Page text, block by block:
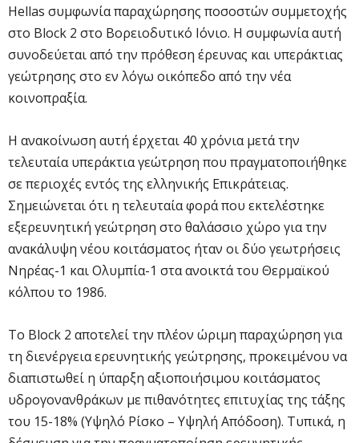
Hellas συμφωνία παραχώρησης ποσοστών συμμετοχής
στο Block 2 στο Βορειοδυτικό Ιόνιο. Η συμφωνία αυτή
συνοδεύεται από την πρόθεση έρευνας και υπεράκτιας
γεώτρησης στο εν λόγω οικόπεδο από την νέα
κοινοπραξία.
Η ανακοίνωση αυτή έρχεται 40 χρόνια μετά την
τελευταία υπεράκτια γεώτρηση που πραγματοποιήθηκε
σε περιοχές εντός της ελληνικής Επικράτειας.
Σημειώνεται ότι η τελευταία φορά που εκτελέστηκε
εξερευνητική γεώτρηση στο θαλάσσιο χώρο για την
ανακάλυψη νέου κοιτάσματος ήταν οι δύο γεωτρήσεις
Νηρέας-1 και Ολυμπία-1 στα ανοικτά του Θερμαϊκού
κόλπου το 1986.
Το Block 2 αποτελεί την πλέον ώριμη παραχώρηση για
τη διενέργεια ερευνητικής γεώτρησης, προκειμένου να
διαπιστωθεί η ύπαρξη αξιοποιήσιμου κοιτάσματος
υδρογονανθράκων με πιθανότητες επιτυχίας της τάξης
του 15-18% (Υψηλό Ρίσκο – Υψηλή Απόδοση). Τυπικά, η